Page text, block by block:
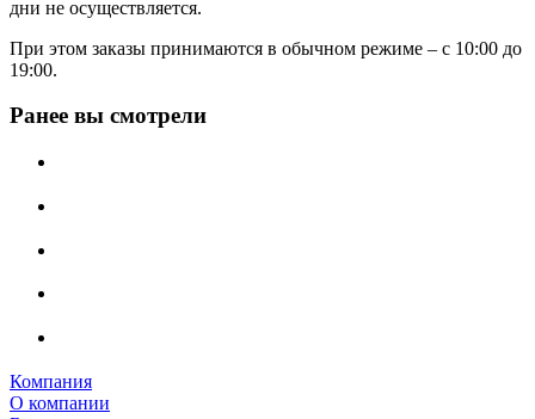
дни не осуществляется.
При этом заказы принимаются в обычном режиме – с 10:00 до
19:00.
Ранее вы смотрели
Компания
О компании